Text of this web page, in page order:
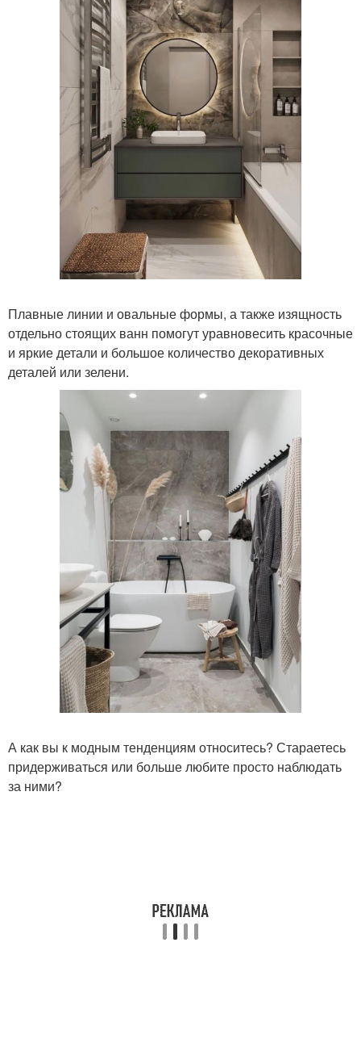
Плавные линии и овальные формы, а также изящность
отдельно стоящих ванн помогут уравновесить красочные
и яркие детали и большое количество декоративных
деталей или зелени.
А как вы к модным тенденциям относитесь? Стараетесь
придерживаться или больше любите просто наблюдать
за ними?